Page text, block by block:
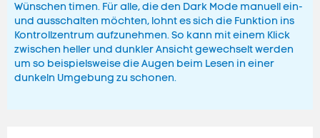
Wünschen timen. Für alle, die den Dark Mode manuell ein-
und ausschalten möchten, lohnt es sich die Funktion ins
Kontrollzentrum aufzunehmen. So kann mit einem Klick
zwischen heller und dunkler Ansicht gewechselt werden
um so beispielsweise die Augen beim Lesen in einer
dunkeln Umgebung zu schonen.